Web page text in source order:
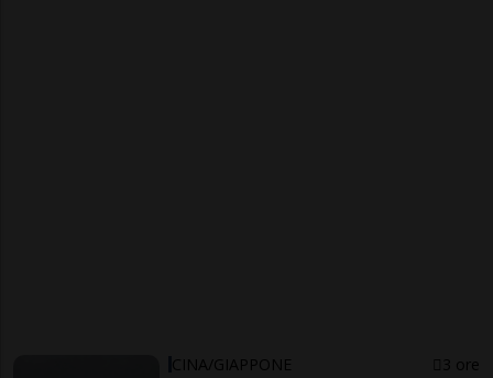
CINA/GIAPPONE 3 ore